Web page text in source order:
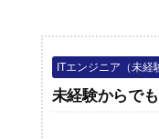
ITエンジニア（未経
未経験からで